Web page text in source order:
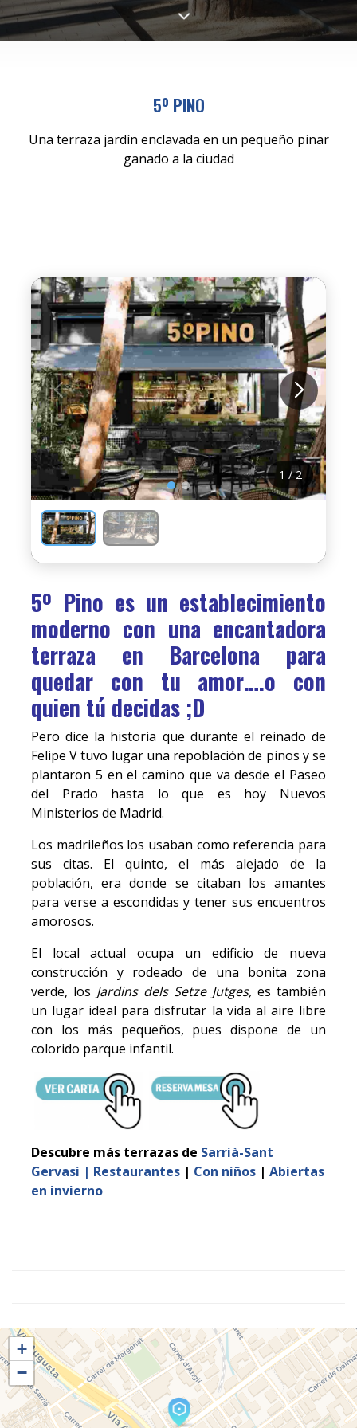
5º PINO
Una terraza jardín enclavada en un pequeño pinar
ganado a la ciudad
1 / 2
5º Pino es un establecimiento
moderno con una encantadora
terraza en Barcelona para
quedar con tu amor….o con
quien tú decidas ;D
Pero dice la historia que durante el reinado de
Felipe V tuvo lugar una repoblación de pinos y se
plantaron 5 en el camino que va desde el Paseo
del Prado hasta lo que es hoy Nuevos
Ministerios de Madrid.
Los madrileños los usaban como referencia para
sus citas. El quinto, el más alejado de la
población, era donde se citaban los amantes
para verse a escondidas y tener sus encuentros
amorosos.
El local actual ocupa un edificio de nueva
construcción y rodeado de una bonita zona
verde, los Jardins dels Setze Jutges, es también
un lugar ideal para disfrutar la vida al aire libre
con los más pequeños, pues dispone de un
colorido parque infantil.
Descubre más terrazas de Sarrià-Sant
Gervasi | Restaurantes | Con niños | Abiertas
en invierno
+
−